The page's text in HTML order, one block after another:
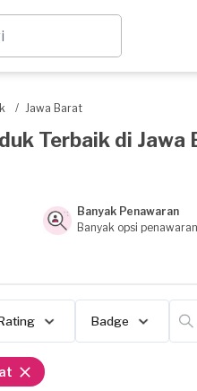
/ Jawa Barat
Terbaik di Jawa
Banyak Penawaran
Banyak opsi
Badge